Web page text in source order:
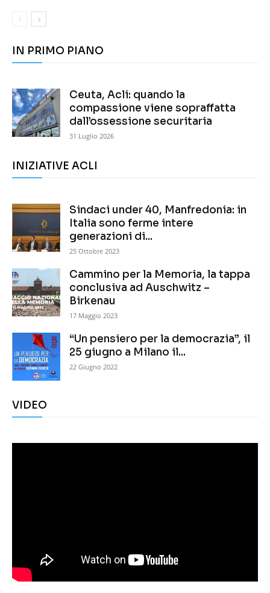
IN PRIMO PIANO
Ceuta, Acli: quando la
compassione viene sopraffatta
dall’ossessione securitaria
31 Luglio 2026
INIZIATIVE ACLI
Sindaci under 40, Manfredonia: in
Italia sono ferme intere
generazioni di...
25 Ottobre 2023
Cammino per la Memoria, la tappa
conclusiva ad Auschwitz –
Birkenau
17 Maggio 2023
“Un pensiero per la democrazia”, il
25 giugno a Milano il...
22 Giugno 2022
VIDEO